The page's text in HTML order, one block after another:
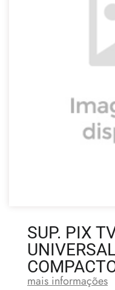
SUP. PIX
mais informações